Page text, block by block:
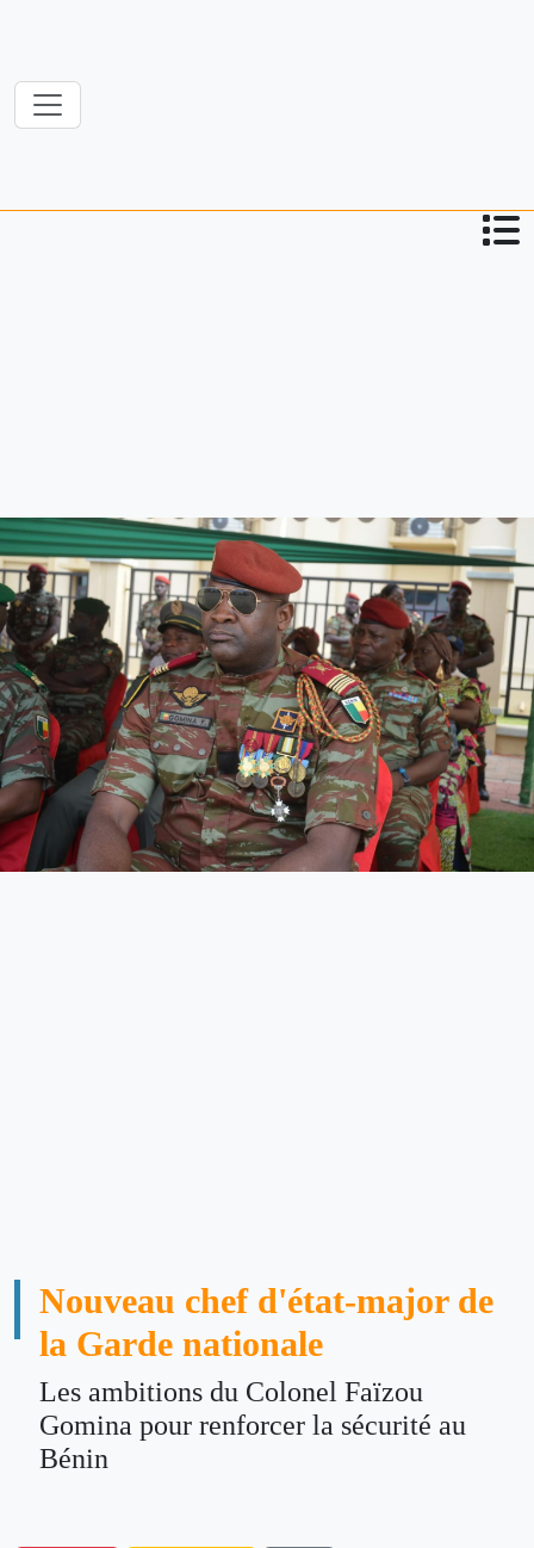
Nouveau chef d'état-major de
la Garde nationale
Les ambitions du Colonel Faïzou
Gomina pour renforcer la sécurité au
Bénin